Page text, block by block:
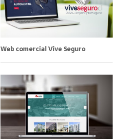
Web comercial Vive Seguro